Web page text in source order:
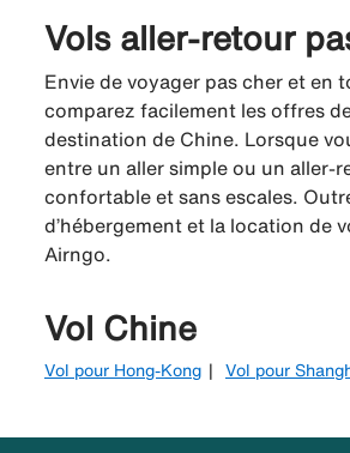
Vols aller-retour
Envie de voyager pas cher et en
comparez facilement les offres
destination de Chine. Lorsque
entre un aller simple ou un aller-
confortable et sans escales.
d’hébergement et la location de
Airngo.
Vol Chine
Vol pour Hong-Kong Vol pour